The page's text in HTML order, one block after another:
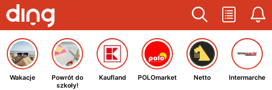
Wakacje
Powrót do
szkoły!
Kaufland POLOmarket Netto Intermarche